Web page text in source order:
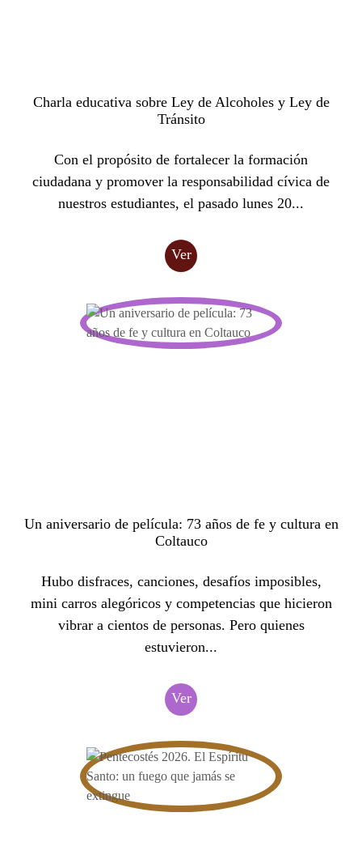
Charla educativa sobre Ley de Alcoholes y Ley de
Tránsito
Con el propósito de fortalecer la formación
ciudadana y promover la responsabilidad cívica de
nuestros estudiantes, el pasado lunes 20...
Ver
Un aniversario de película: 73 años de fe y cultura en
Coltauco
Hubo disfraces, canciones, desafíos imposibles,
mini carros alegóricos y competencias que hicieron
vibrar a cientos de personas. Pero quienes
estuvieron...
Ver